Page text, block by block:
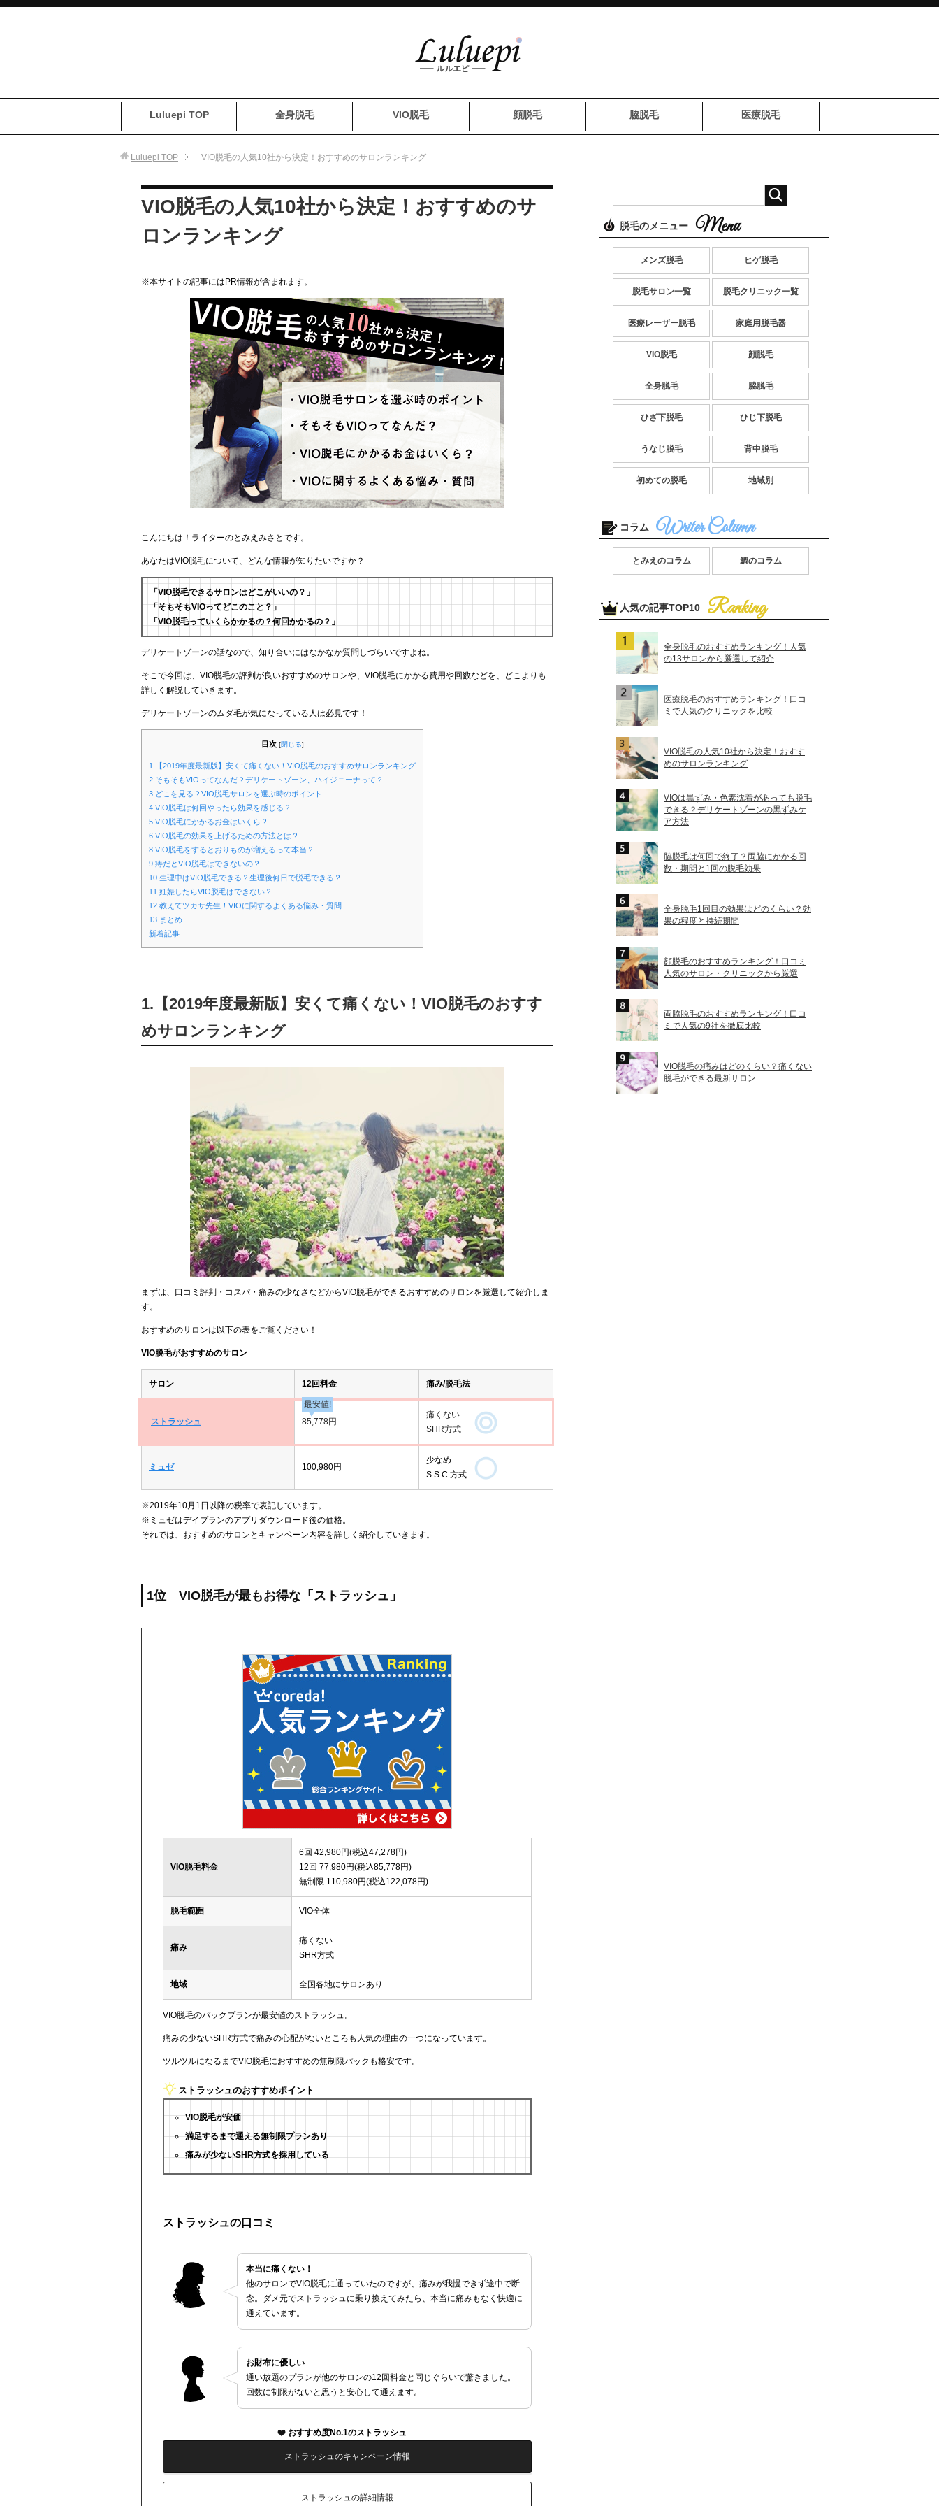
Luluepi TOP 全身脱毛 VIO脱毛 顔脱毛 脇脱毛 医療脱毛
Luluepi TOP VIO脱毛の人気10社から決定！おすすめのサロンランキング
VIO脱毛の人気10社から決定！おすすめのサ
ロンランキング
※本サイトの記事にはPR情報が含まれます。
こんにちは！ライターのとみえみさとです。
あなたはVIO脱毛について、どんな情報が知りたいですか？
「VIO脱毛できるサロンはどこがいいの？」
「そもそもVIOってどこのこと？」
「VIO脱毛っていくらかかるの？何回かかるの？」
デリケートゾーンの話なので、知り合いにはなかなか質問しづらいですよね。
そこで今回は、VIO脱毛の評判が良いおすすめのサロンや、VIO脱毛にかかる費用や回数などを、どこよりも
詳しく解説していきます。
デリケートゾーンのムダ毛が気になっている人は必見です！
目次 [閉じる]
1.【2019年度最新版】安くて痛くない！VIO脱毛のおすすめサロンランキング
2.そもそもVIOってなんだ？デリケートゾーン、ハイジニーナって？
3.どこを見る？VIO脱毛サロンを選ぶ時のポイント
4.VIO脱毛は何回やったら効果を感じる？
5.VIO脱毛にかかるお金はいくら？
6.VIO脱毛の効果を上げるための方法とは？
8.VIO脱毛をするとおりものが増えるって本当？
9.痔だとVIO脱毛はできないの？
10.生理中はVIO脱毛できる？生理後何日で脱毛できる？
11.妊娠したらVIO脱毛はできない？
12.教えてツカサ先生！VIOに関するよくある悩み・質問
13.まとめ
新着記事
1.【2019年度最新版】安くて痛くない！VIO脱毛のおすす
めサロンランキング
まずは、口コミ評判・コスパ・痛みの少なさなどからVIO脱毛ができるおすすめのサロンを厳選して紹介しま
す。
おすすめのサロンは以下の表をご覧ください！
VIO脱毛がおすすめのサロン
サロン 12回料金 痛み/脱毛法
ストラッシュ
最安値!
85,778円
痛くない
SHR方式
ミュゼ 100,980円
少なめ
S.S.C.方式
※2019年10月1日以降の税率で表記しています。
※ミュゼはデイプランのアプリダウンロード後の価格。
それでは、おすすめのサロンとキャンペーン内容を詳しく紹介していきます。
1位 VIO脱毛が最もお得な「ストラッシュ」
VIO脱毛料金
6回 42,980円(税込47,278円)
12回 77,980円(税込85,778円)
無制限 110,980円(税込122,078円)
脱毛範囲 VIO全体
痛み
痛くない
SHR方式
地域 全国各地にサロンあり
VIO脱毛のパックプランが最安値のストラッシュ。
痛みの少ないSHR方式で痛みの心配がないところも人気の理由の一つになっています。
ツルツルになるまでVIO脱毛におすすめの無制限パックも格安です。
ストラッシュのおすすめポイント
VIO脱毛が安価
満足するまで通える無制限プランあり
痛みが少ないSHR方式を採用している
ストラッシュの口コミ
本当に痛くない！
他のサロンでVIO脱毛に通っていたのですが、痛みが我慢できず途中で断
念。ダメ元でストラッシュに乗り換えてみたら、本当に痛みもなく快適に
通えています。
お財布に優しい
通い放題のプランが他のサロンの12回料金と同じぐらいで驚きました。
回数に制限がないと思うと安心して通えます。
おすすめ度No.1のストラッシュ
ストラッシュのキャンペーン情報
ストラッシュの詳細情報
脱毛のメニュー
メンズ脱毛 ヒゲ脱毛
脱毛サロン一覧 脱毛クリニック一覧
医療レーザー脱毛 家庭用脱毛器
VIO脱毛 顔脱毛
全身脱毛 脇脱毛
ひざ下脱毛 ひじ下脱毛
うなじ脱毛 背中脱毛
初めての脱毛 地域別
コラム
とみえのコラム 鯛のコラム
人気の記事TOP10
全身脱毛のおすすめランキング！人気
の13サロンから厳選して紹介
医療脱毛のおすすめランキング！口コ
ミで人気のクリニックを比較
VIO脱毛の人気10社から決定！おすす
めのサロンランキング
VIOは黒ずみ・色素沈着があっても脱毛
できる？デリケートゾーンの黒ずみケ
ア方法
脇脱毛は何回で終了？両脇にかかる回
数・期間と1回の脱毛効果
全身脱毛1回目の効果はどのくらい？効
果の程度と持続期間
顔脱毛のおすすめランキング！口コミ
人気のサロン・クリニックから厳選
両脇脱毛のおすすめランキング！口コ
ミで人気の9社を徹底比較
VIO脱毛の痛みはどのくらい？痛くない
脱毛ができる最新サロン